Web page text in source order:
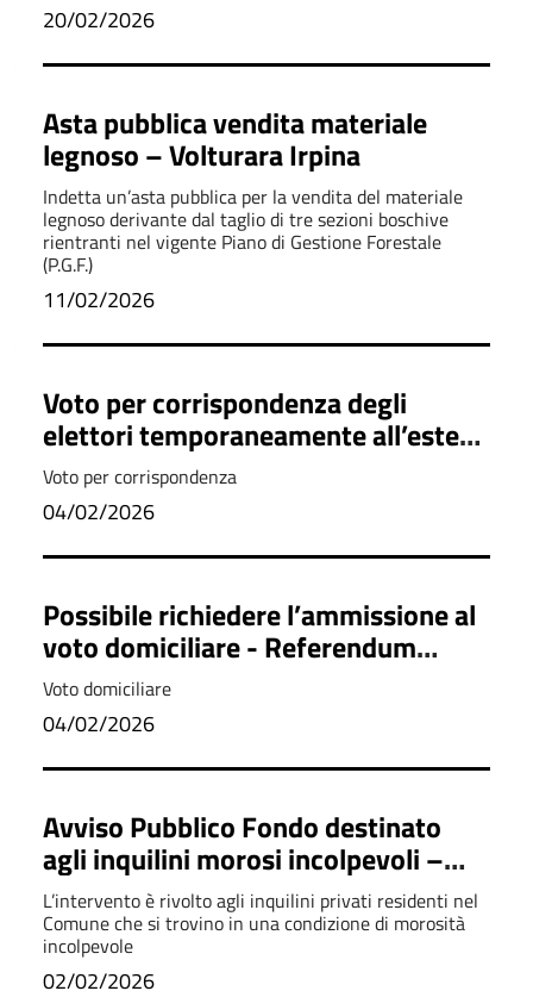
20/02/2026
Asta pubblica vendita materiale
legnoso – Volturara Irpina
Indetta un’asta pubblica per la vendita del materiale
legnoso derivante dal taglio di tre sezioni boschive
rientranti nel vigente Piano di Gestione Forestale
(P.G.F.)
11/02/2026
Voto per corrispondenza degli
elettori temporaneamente all’estero
- Referendum Popolare
Confermativo
Voto per corrispondenza
04/02/2026
Possibile richiedere l’ammissione al
voto domiciliare - Referendum
Popolare Confermativo in
programma domenica 22 e lunedì 23
marzo 2026
Voto domiciliare
04/02/2026
Avviso Pubblico Fondo destinato
agli inquilini morosi incolpevoli –
Annualità 2026
L’intervento è rivolto agli inquilini privati residenti nel
Comune che si trovino in una condizione di morosità
incolpevole
02/02/2026